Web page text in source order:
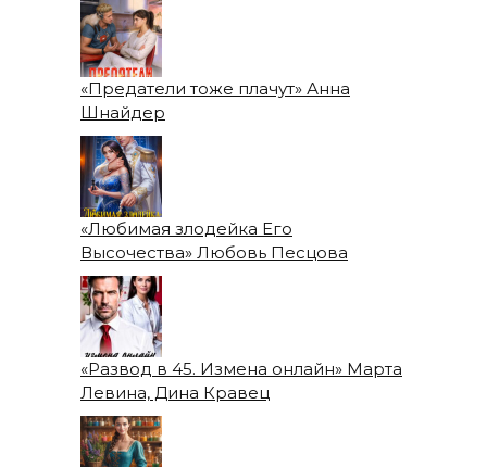
«Предатели тоже плачут» Анна
Шнайдер
«Любимая злодейка Его
Высочества» Любовь Песцова
«Развод в 45. Измена онлайн» Марта
Левина, Дина Кравец